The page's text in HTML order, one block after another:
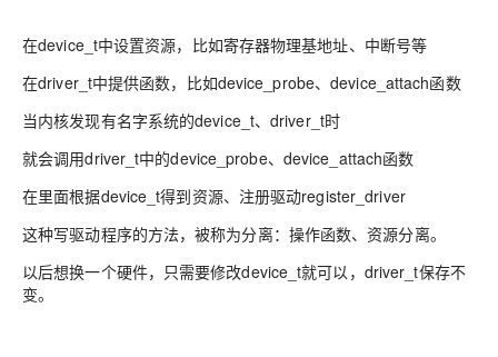
在device_t中设置资源，比如寄存器物理基地址、中断号等
在driver_t中提供函数，比如device_probe、device_attach函数
当内核发现有名字系统的device_t、driver_t时
就会调用driver_t中的device_probe、device_attach函数
在里面根据device_t得到资源、注册驱动register_driver
这种写驱动程序的方法，被称为分离：操作函数、资源分离。
以后想换一个硬件，只需要修改device_t就可以，driver_t保存不
变。